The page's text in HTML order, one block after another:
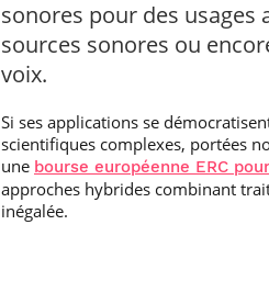
sonores pour des usages
sources sonores ou
voix.
Si ses applications se
scientifiques complexes, portées
une bourse européenne ERC
approches hybrides combinant
inégalée.